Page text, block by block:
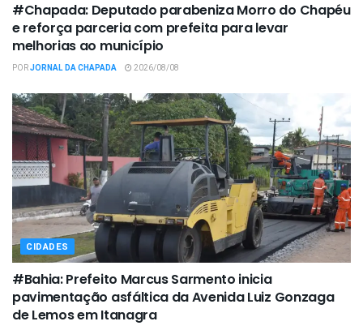
#Chapada: Deputado parabeniza Morro do Chapéu
e reforça parceria com prefeita para levar
melhorias ao município
PORJORNAL DA CHAPADA 2026/08/08
CIDADES
#Bahia: Prefeito Marcus Sarmento inicia
pavimentação asfáltica da Avenida Luiz Gonzaga
de Lemos em Itanagra